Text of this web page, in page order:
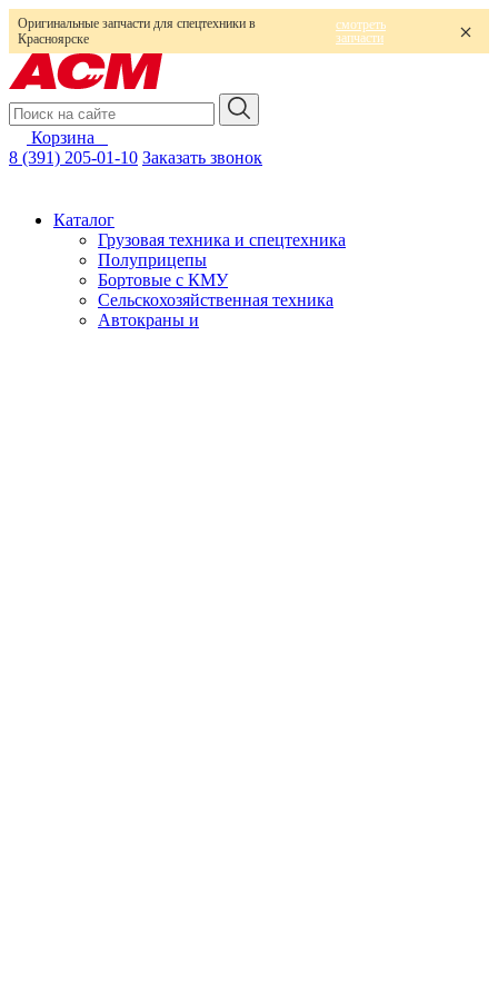
Оригинальные запчасти для спецтехники в
Красноярске
смотреть
запчасти
Корзина
8 (391) 205-01-10 Заказать звонок
Каталог
Грузовая техника и спецтехника
Полуприцепы
Бортовые с КМУ
Сельскохозяйственная техника
Автокраны и